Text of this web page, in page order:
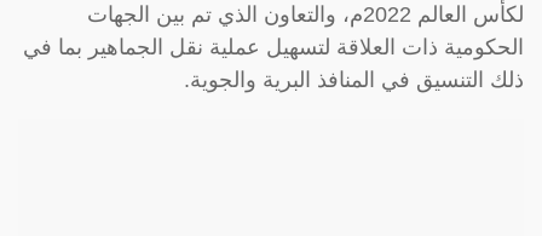
لكأس العالم 2022م، والتعاون الذي تم بين الجهات
الحكومية ذات العلاقة لتسهيل عملية نقل الجماهير بما في
ذلك التنسيق في المنافذ البرية والجوية.